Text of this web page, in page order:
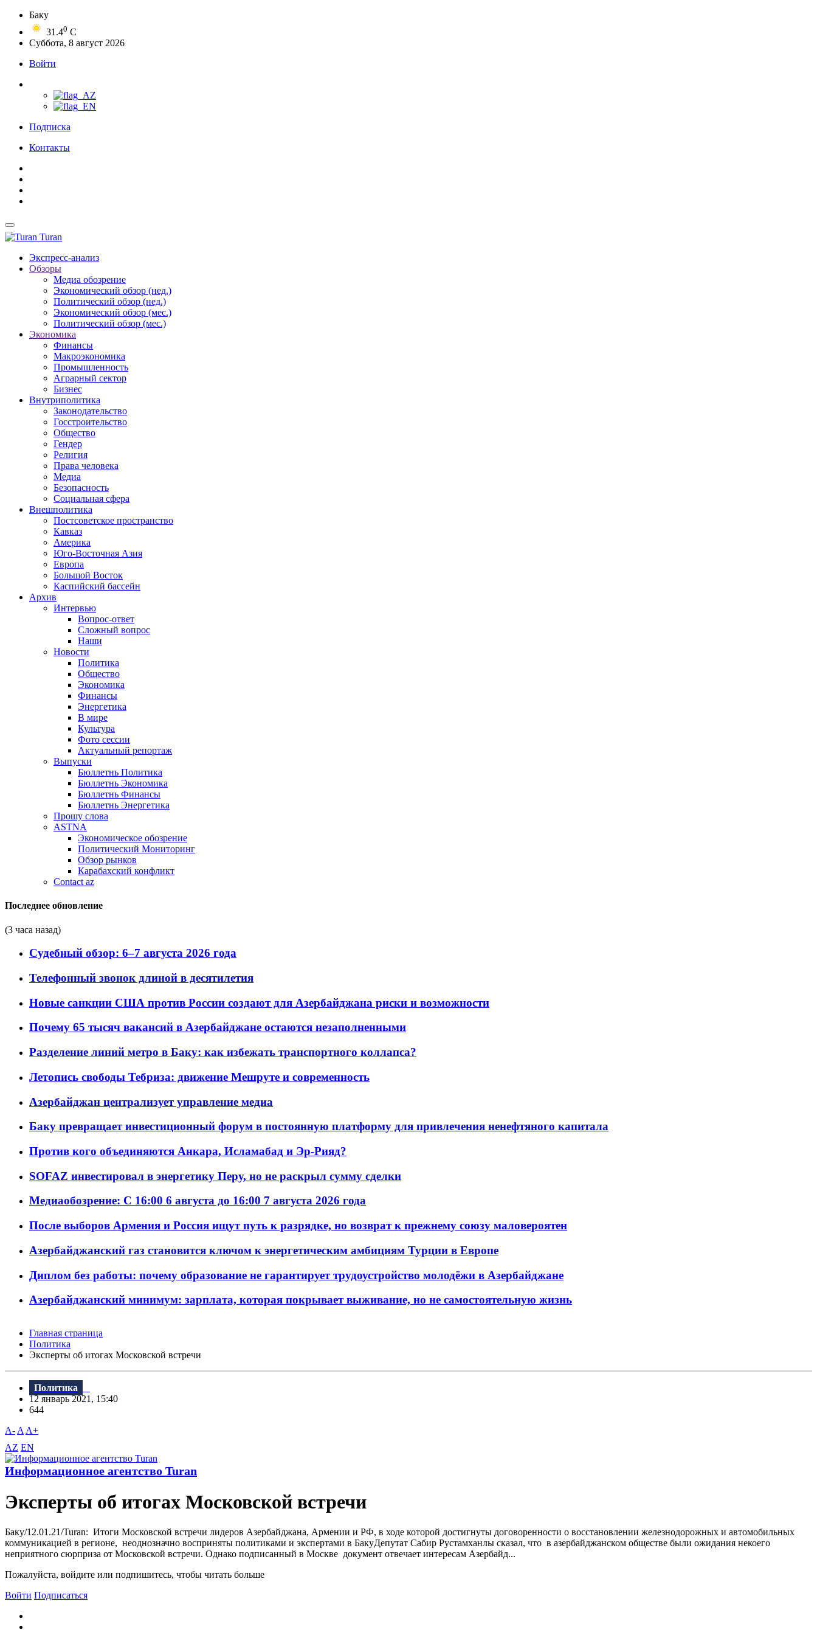
Баку
31.40 C
Суббота, 8 август 2026
Войти
Подписка
Контакты
Turan
Экспресс-анализ
Обзоры
Медиа обозрение
Экономический обзор (нед.)
Политический обзор (нед.)
Экономический обзор (мес.)
Политический обзор (мес.)
Экономика
Финансы
Макроэкономика
Промышленность
Аграрный сектор
Бизнес
Внутриполитика
Законодательство
Госстроительство
Общество
Гендер
Религия
Права человека
Медиа
Безопасность
Социальная сфера
Внешполитика
Постсоветское пространство
Кавказ
Америка
Юго-Восточная Азия
Европа
Большой Восток
Каспийский бассейн
Архив
Интервью
Вопрос-ответ
Сложный вопрос
Наши
Новости
Политика
Общество
Экономика
Финансы
Энергетика
В мире
Культура
Фото сессии
Актуальный репортаж
Выпуски
Бюллетнь Политика
Бюллетнь Экономика
Бюллетнь Финансы
Бюллетнь Энергетика
Прошу слова
ASTNA
Экономическое обозрение
Политический Мониторинг
Обзор рынков
Карабахский конфликт
Contact az
Последнее обновление
(3 часа назад)
Судебный обзор: 6–7 августа 2026 года
Телефонный звонок длиной в десятилетия
Новые санкции США против России создают для Азербайджана риски и возможности
Почему 65 тысяч вакансий в Азербайджане остаются незаполненными
Разделение линий метро в Баку: как избежать транспортного коллапса?
Летопись свободы Тебриза: движение Мешруте и современность
Азербайджан централизует управление медиа
Баку превращает инвестиционный форум в постоянную платформу для привлечения ненефтяного капитала
Против кого объединяются Анкара, Исламабад и Эр-Рияд?
SOFAZ инвестировал в энергетику Перу, но не раскрыл сумму сделки
Медиаобозрение: С 16:00 6 августа до 16:00 7 августа 2026 года
После выборов Армения и Россия ищут путь к разрядке, но возврат к прежнему союзу маловероятен
Азербайджанский газ становится ключом к энергетическим амбициям Турции в Европе
Диплом без работы: почему образование не гарантирует трудоустройство молодёжи в Азербайджане
Азербайджанский минимум: зарплата, которая покрывает выживание, но не самостоятельную жизнь
Главная страница
Политика
Эксперты об итогах Московской встречи
Политика
12 январь 2021, 15:40
644
A- A A+
AZ EN
Информационное агентство Turan
Эксперты об итогах Московской встречи
Баку/12.01.21/Turan: Итоги Московской встречи лидеров Азербайджана, Армении и РФ, в ходе которой достигнуты договоренности о восстановлении железнодорожных и автомобильных
коммуникацией в регионе, неоднозначно восприняты политиками и экспертами в БакуДепутат Сабир Рустамханлы сказал, что в азербайджанском обществе были ожидания некоего
неприятного сюрприза от Московской встречи. Однако подписанный в Москве документ отвечает интересам Азербайд...
Пожалуйста, войдите или подпишитесь, чтобы читать больше
Войти Подписаться